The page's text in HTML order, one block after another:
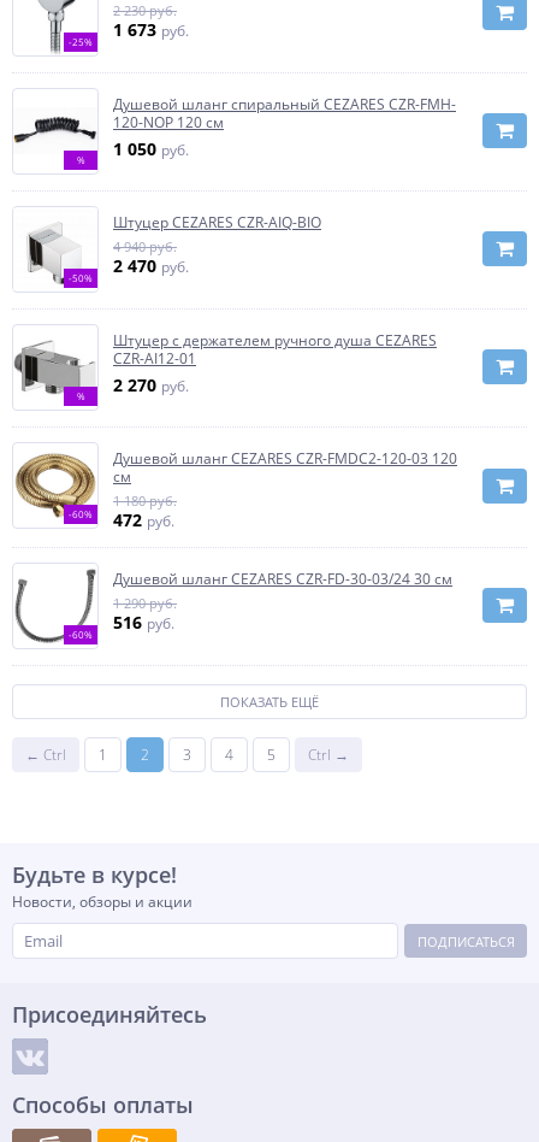
-25%
2 230 руб.
1 673 руб.
%
Душевой шланг спиральный CEZARES CZR-FMH-
120-NOP 120 см
1 050 руб.
-50%
Штуцер CEZARES CZR-AIQ-BIO
4 940 руб.
2 470 руб.
%
Штуцер с держателем ручного душа CEZARES
CZR-AI12-01
2 270 руб.
-60%
Душевой шланг CEZARES CZR-FMDC2-120-03 120
см
1 180 руб.
472 руб.
-60%
Душевой шланг CEZARES CZR-FD-30-03/24 30 см
1 290 руб.
516 руб.
ПОКАЗАТЬ ЕЩЁ
← Ctrl 1 2 3 4 5 Ctrl →
Будьте в курсе!
Новости, обзоры и акции
ПОДПИСАТЬСЯ
Присоединяйтесь
Способы оплаты